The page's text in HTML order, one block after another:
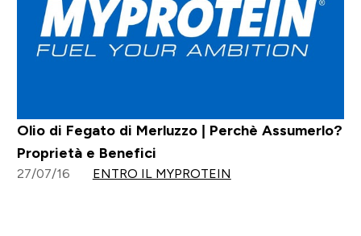
Olio di Fegato di Merluzzo | Perchè Assumerlo?
Proprietà e Benefici
27/07/16 ENTRO IL MYPROTEIN